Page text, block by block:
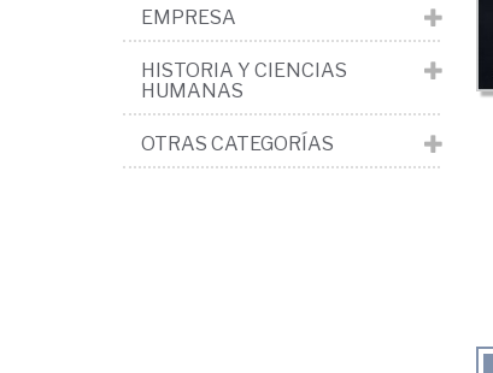
EMPRESA
HISTORIA Y CIENCIAS
HUMANAS
OTRAS CATEGORÍAS